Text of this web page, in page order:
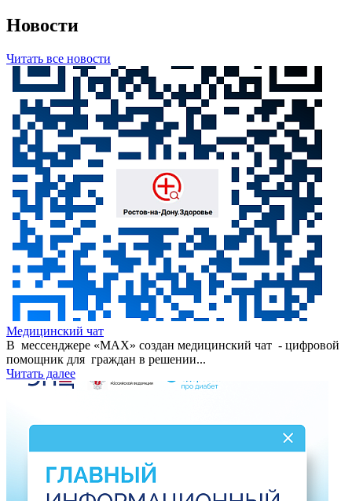
Новости
Читать все новости
Медицинский чат
В мессенджере «МАХ» создан медицинский чат - цифровой
помощник для граждан в решении...
Читать далее